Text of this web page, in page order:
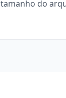
tamanho do